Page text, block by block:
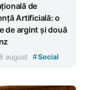
de
Artificială: o
de argint și două
august #Social